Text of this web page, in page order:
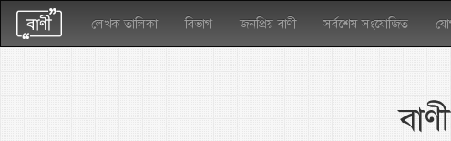
লেখক তালিকা বিভাগ জনপ্রিয় বাণী সর্বশেষ সংযোজিত